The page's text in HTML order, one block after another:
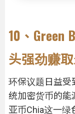
10、Green
头强劲赚
环保议题日益受
统加密货币的能
亚币Chia这一绿